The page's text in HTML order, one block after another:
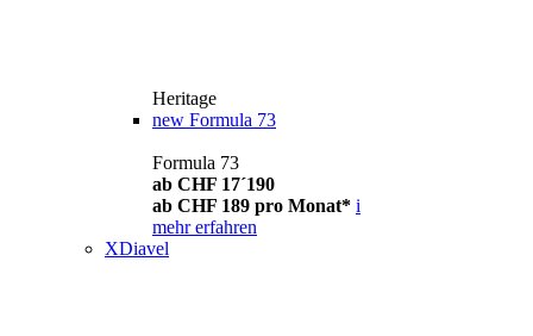
Heritage
new Formula 73
Formula 73
ab CHF 17´190
ab CHF 189 pro Monat* i
mehr erfahren
XDiavel